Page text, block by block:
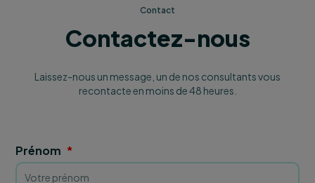
Contact
Contactez-nous
Laissez-nous un message, un de nos consultants vous
recontacte en moins de 48 heures.
Prénom